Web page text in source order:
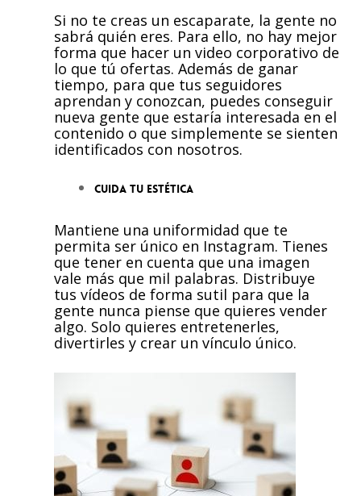
Si no te creas un escaparate, la gente no
sabrá quién eres. Para ello, no hay mejor
forma que hacer un video corporativo de
lo que tú ofertas. Además de ganar
tiempo, para que tus seguidores
aprendan y conozcan, puedes conseguir
nueva gente que estaría interesada en el
contenido o que simplemente se sienten
identificados con nosotros.
Cuida tu estética
Mantiene una uniformidad que te
permita ser único en Instagram. Tienes
que tener en cuenta que una imagen
vale más que mil palabras. Distribuye
tus vídeos de forma sutil para que la
gente nunca piense que quieres vender
algo. Solo quieres entretenerles,
divertirles y crear un vínculo único.